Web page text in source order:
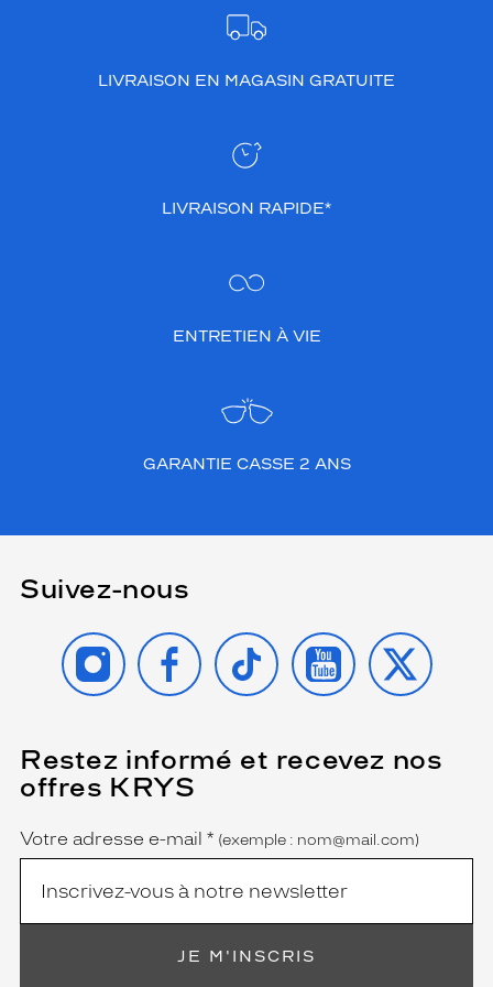
114
Fonce
Progressifs
LIVRAISON EN MAGASIN GRATUITE
LIVRAISON RAPIDE*
ENTRETIEN À VIE
GARANTIE CASSE 2 ANS
Suivez-nous
INSTAGRAMFACEBOOK
TIKTOK YOUTUBE
X
Restez informé et recevez nos
offres KRYS
Name
Votre adresse e-mail *
(Ce
champ
est
(exemple : nom@mail.com)
JE M'INSCRIS